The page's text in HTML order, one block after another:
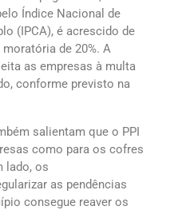
Índice Nacional de
(IPCA), é acrescido de
de 20%. A
as empresas à multa
conforme previsto na
salientam que o PPI
como para os cofres
lado, os
as pendências
consegue reaver os